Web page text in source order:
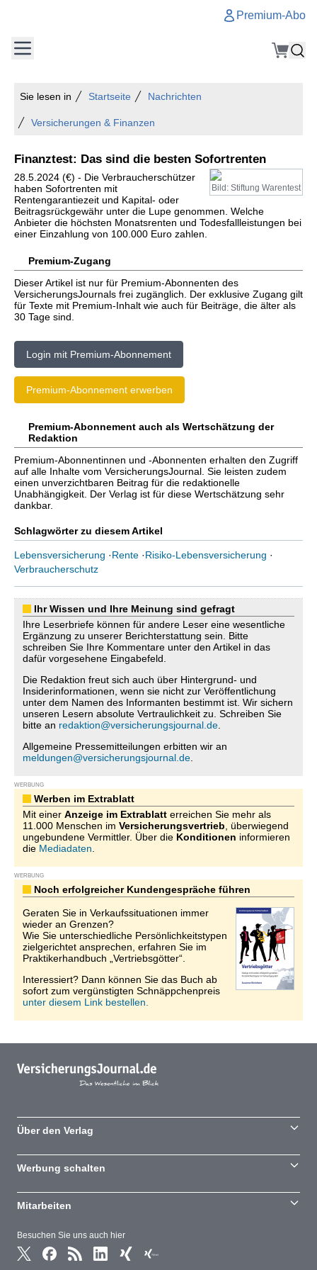
Premium-Abo
Sie lesen in Startseite Nachrichten
Versicherungen & Finanzen
Finanztest: Das sind die besten Sofortrenten
Bild: Stiftung Warentest
28.5.2024 (€) - Die Verbraucherschützer
haben Sofortrenten mit
Rentengarantiezeit und Kapital- oder
Beitragsrückgewähr unter die Lupe genommen. Welche
Anbieter die höchsten Monatsrenten und Todesfallleistungen bei
einer Einzahlung von 100.000 Euro zahlen.
Premium-Zugang
Dieser Artikel ist nur für Premium-Abonnenten des
VersicherungsJournals frei zugänglich. Der exklusive Zugang gilt
für Texte mit Premium-Inhalt wie auch für Beiträge, die älter als
30 Tage sind.
Login mit Premium-Abonnement
Premium-Abonnement erwerben
Premium-Abonnement auch als Wertschätzung der
Redaktion
Premium-Abonnentinnen und -Abonnenten erhalten den Zugriff
auf alle Inhalte vom VersicherungsJournal. Sie leisten zudem
einen unverzichtbaren Beitrag für die redaktionelle
Unabhängigkeit. Der Verlag ist für diese Wertschätzung sehr
dankbar.
Schlagwörter zu diesem Artikel
Lebensversicherung ·Rente ·Risiko-Lebensversicherung ·
Verbraucherschutz
Ihr Wissen und Ihre Meinung sind gefragt
Ihre Leserbriefe können für andere Leser eine wesentliche
Ergänzung zu unserer Berichterstattung sein. Bitte
schreiben Sie Ihre Kommentare unter den Artikel in das
dafür vorgesehene Eingabefeld.
Die Redaktion freut sich auch über Hintergrund- und
Insiderinformationen, wenn sie nicht zur Veröffentlichung
unter dem Namen des Informanten bestimmt ist. Wir sichern
unseren Lesern absolute Vertraulichkeit zu. Schreiben Sie
bitte an redaktion@versicherungsjournal.de
Allgemeine Pressemitteilungen erbitten wir an
meldungen@versicherungsjournal.de
WERBUNG
Werben im Extrablatt
Mit einer Anzeige im Extrablatt erreichen Sie mehr als
11.000 Menschen im Versicherungsvertrieb , überwiegend
ungebundene Vermittler. Über die Konditionen informieren
die Mediadaten
WERBUNG
Noch erfolgreicher Kundengespräche führen
Geraten Sie in Verkaufssituationen immer
wieder an Grenzen?
Wie Sie unterschiedliche Persönlichkeitstypen
zielgerichtet ansprechen, erfahren Sie im
Praktikerhandbuch „Vertriebsgötter“.
Interessiert? Dann können Sie das Buch ab
sofort zum vergünstigten Schnäppchenpreis
unter diesem Link bestellen.
Besuchen Sie uns auch hier
Über den Verlag
Werbung schalten
Mitarbeiten